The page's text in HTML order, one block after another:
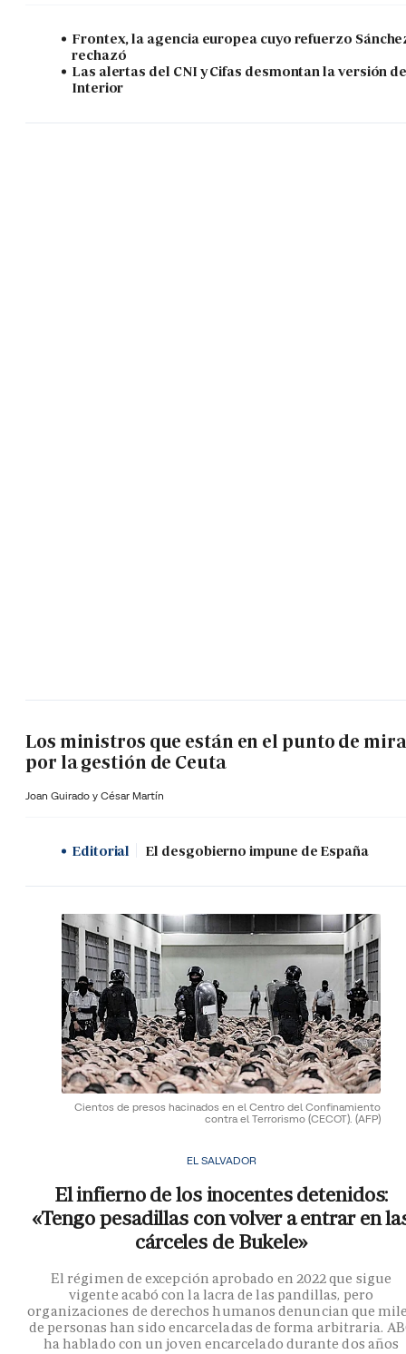
Frontex, la agencia europea cuyo refuerzo
rechazó
Las alertas del CNI y Cifas desmontan la versión
Interior
Los ministros que están en el punto de mira
por la gestión de Ceuta
Joan Guirado y César Martín
Editorial El desgobierno impune de España
Cientos de presos hacinados en el Centro del Confinamiento
contra el Terrorismo (CECOT). (AFP)
EL SALVADOR
El infierno de los inocentes detenidos:
«Tengo pesadillas con volver a entrar en
cárceles de Bukele»
El régimen de excepción aprobado en 2022 que sigue
vigente acabó con la lacra de las pandillas, pero
organizaciones de derechos humanos denuncian que
de personas han sido encarceladas de forma arbitraria.
ha hablado con un joven encarcelado durante dos años